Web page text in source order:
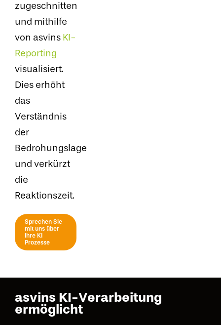
zugeschnitten
und mithilfe
von asvins KI-
Reporting
visualisiert.
Dies erhöht
das
Verständnis
der
Bedrohungslage
und verkürzt
die
Reaktionszeit.
Sprechen Sie
mit uns über
Ihre KI
Prozesse
asvins KI-Verarbeitung
ermöglicht